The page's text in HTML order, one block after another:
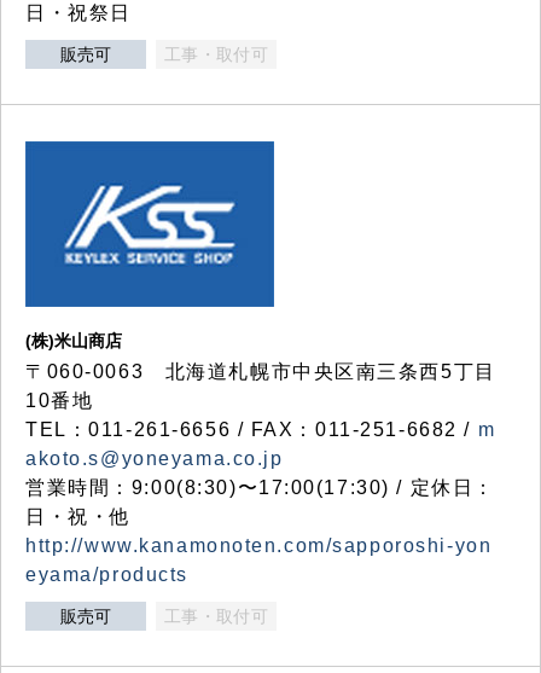
日・祝祭日
販売可 工事・取付可
(株)米山商店
〒060-0063 北海道札幌市中央区南三条西5丁目
10番地
TEL：011-261-6656 / FAX：011-251-6682 / m
akoto.s@yoneyama.co.jp
営業時間：9:00(8:30)〜17:00(17:30) / 定休日：
日・祝・他
http://www.kanamonoten.com/sapporoshi-yon
eyama/products
販売可 工事・取付可